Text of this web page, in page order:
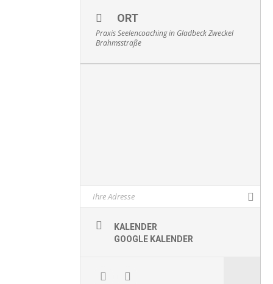
ORT
Praxis Seelencoaching in Gladbeck Zweckel
Brahmsstraße
KALENDER
GOOGLE KALENDER